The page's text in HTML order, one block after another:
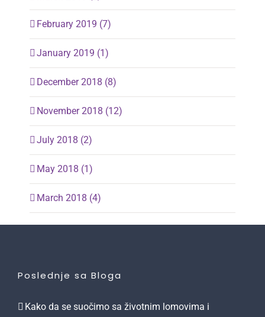
February 2019 (7)
January 2019 (1)
December 2018 (8)
November 2018 (12)
July 2018 (2)
May 2018 (1)
March 2018 (4)
Poslednje sa Bloga
Kako da se suočimo sa životnim lomovima i